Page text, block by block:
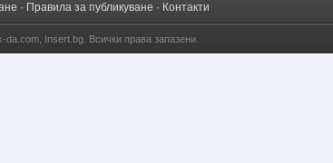
· Правила за публикуване · Контакти
da.com Insert.bg . Всички права запазени.